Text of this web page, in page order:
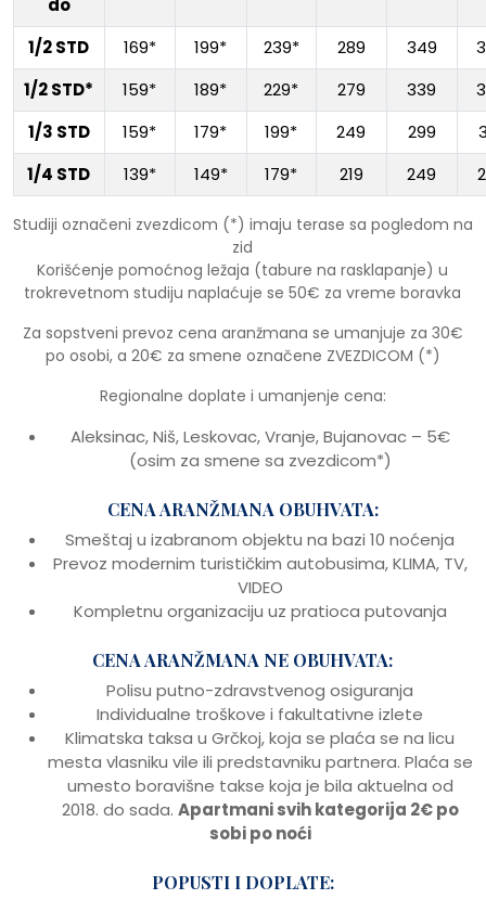
do
1/2 STD 169* 199* 239* 289 349
1/2 STD*
159* 189* 229* 279 339
1/3 STD
159* 179* 199* 249 299
1/4 STD
139* 149* 179* 219 249
Studiji označeni zvezdicom (*) imaju terase sa pogledom na
zid
Korišćenje pomoćnog ležaja (tabure na rasklapanje) u
trokrevetnom studiju naplaćuje se 50€ za vreme boravka
Za sopstveni prevoz cena aranžmana se umanjuje za 30€
po osobi, a 20€ za smene označene ZVEZDICOM (*)
Regionalne doplate i umanjenje cena:
Aleksinac, Niš, Leskovac, Vranje, Bujanovac – 5€
(osim za smene sa zvezdicom*)
CENA ARANŽMANA OBUHVATA:
Smeštaj u izabranom objektu na bazi 10 noćenja
Prevoz modernim turističkim autobusima, KLIMA, TV,
VIDEO
Kompletnu organizaciju uz pratioca putovanja
CENA ARANŽMANA NE OBUHVATA:
Polisu putno-zdravstvenog osiguranja
Individualne troškove i fakultativne izlete
Klimatska taksa u Grčkoj, koja se plaća se na licu
mesta vlasniku vile ili predstavniku partnera. Plaća se
umesto boravišne takse koja je bila aktuelna od
2018. do sada. Apartmani svih kategorija 2€ po
sobi po noći
POPUSTI I DOPLATE: